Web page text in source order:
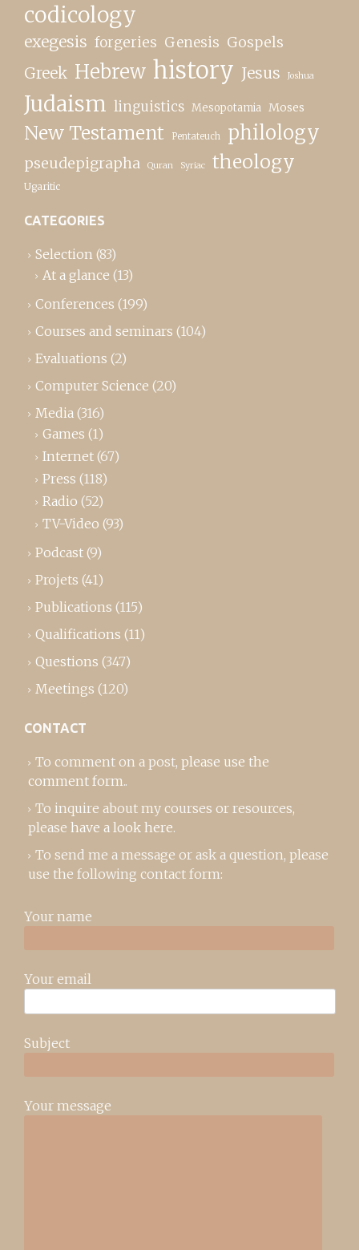
codicology
exegesis forgeries Genesis Gospels
Greek Hebrew history Jesus Joshua
Judaism linguistics Mesopotamia Moses
New Testament Pentateuch philology
pseudepigrapha Quran Syriac theology
Ugaritic
CATEGORIES
Selection (83)
At a glance (13)
Conferences (199)
Courses and seminars (104)
Evaluations (2)
Computer Science (20)
Media (316)
Games (1)
Internet (67)
Press (118)
Radio (52)
TV-Video (93)
Podcast (9)
Projets (41)
Publications (115)
Qualifications (11)
Questions (347)
Meetings (120)
CONTACT
To comment on a post, please use the
comment form..
To inquire about my courses or resources,
please have a look here.
To send me a message or ask a question, please
use the following contact form:
Your name
Your email
Subject
Your message